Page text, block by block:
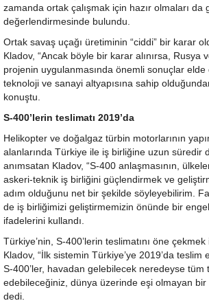
zamanda ortak çalışmak için hazır olmaları da
değerlendirmesinde bulundu.
Ortak savaş uçağı üretiminin “ciddi” bir karar
Kladov, “Ancak böyle bir karar alınırsa, Rusya
projenin uygulanmasında önemli sonuçlar
teknoloji ve sanayi altyapısına sahip
konuştu.
S-400’lerin teslimatı 2019’da
Helikopter ve doğalgaz türbin motorlarının
alanlarında Türkiye ile iş birliğine uzun süredir
anımsatan Kladov, “S-400 anlaşmasının,
askeri-teknik iş birliğini güçlendirmek ve
adım olduğunu net bir şekilde söyleyebilirim.
de iş birliğimizi geliştirmemizin önünde bir
ifadelerini kullandı.
Türkiye’nin, S-400’lerin teslimatını öne
Kladov, “İlk sistemin Türkiye’ye 2019’da teslim
S-400’ler, havadan gelebilecek neredeyse tüm
edebileceğiniz, dünya üzerinde eşi olmayan bir
dedi.